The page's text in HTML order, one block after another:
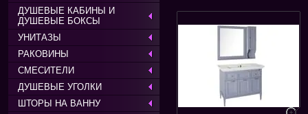
ДУШЕВЫЕ КАБИНЫ И
ДУШЕВЫЕ БОКСЫ
УНИТАЗЫ
РАКОВИНЫ
СМЕСИТЕЛИ
ДУШЕВЫЕ УГОЛКИ
ШТОРЫ НА ВАННУ